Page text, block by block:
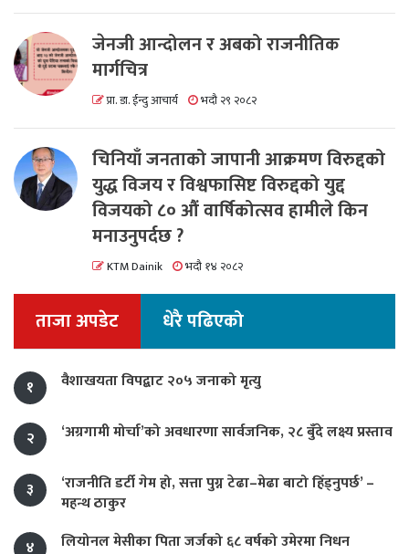
जेनजी आन्दोलन र अबको राजनीतिक
मार्गचित्र
प्रा. डा. ईन्दु आचार्य भदौ २९ २०८२
चिनियाँ जनताको जापानी आक्रमण विरुद्दको
युद्ध विजय र विश्वफासिष्ट विरुद्दको युद्द
विजयको ८० औं वार्षिकोत्सव हामीले किन
मनाउनुपर्दछ ?
KTM Dainik भदौ १४ २०८२
ताजा अपडेट धेरै पढिएको
१ वैशाखयता विपद्बाट २०५ जनाको मृत्यु
२ ‘अग्रगामी मोर्चा’को अवधारणा सार्वजनिक, २८ बुँदे लक्ष्य प्रस्ताव
३
‘राजनीति डर्टी गेम हो, सत्ता पुग्न टेढा–मेढा बाटो हिँड्नुपर्छ’ –
महन्थ ठाकुर
४
लियोनल मेसीका पिता जर्जको ६८ वर्षको उमेरमा निधन